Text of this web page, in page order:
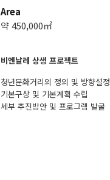
Area
약 450,000㎡
비엔날레 상생 프로젝트
청년문화거리의 정의 및 방향설정
기본구상 및 기본계획 수립
세부 추진방안 및 프로그램 발굴